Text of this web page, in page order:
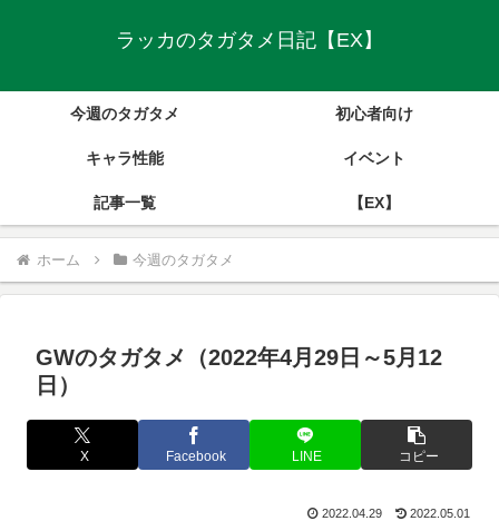
ラッカのタガタメ日記【EX】
今週のタガタメ 初心者向け
キャラ性能 イベント
記事一覧 【EX】
ホーム 今週のタガタメ
GWのタガタメ（2022年4月29日～5月12
日）
X Facebook LINE コピー
2022.04.29 2022.05.01